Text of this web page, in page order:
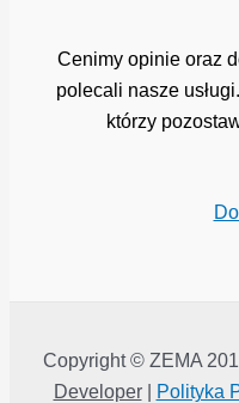
Cenimy opinie oraz
polecali nasze
którzy
Copyright © ZEMA
Developer
Polityka